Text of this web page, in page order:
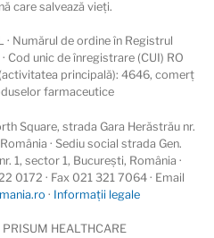
care salvează vieţi.
· Numărul de ordine în Registrul
Cod unic de înregistrare (CUI) RO
principală): 4646, comerț
farmaceutice
Square, strada Gara Herăstrău nr.
· Sediu social strada Gen.
1, sector 1, București, România ·
0172 · Fax 021 321 7064 · Email
· Informații legale
HEALTHCARE